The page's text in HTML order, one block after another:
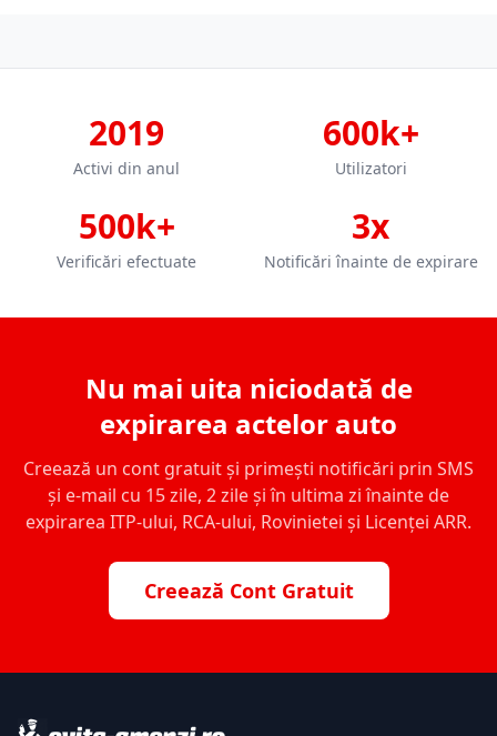
2019
Activi din anul
600k+
Utilizatori
500k+
Verificări efectuate
3x
Notificări înainte de expirare
Nu mai uita niciodată de
expirarea actelor auto
Creează un cont gratuit și primești notificări prin SMS
și e-mail cu 15 zile, 2 zile și în ultima zi înainte de
expirarea ITP-ului, RCA-ului, Rovinietei și Licenței ARR.
Creează Cont Gratuit